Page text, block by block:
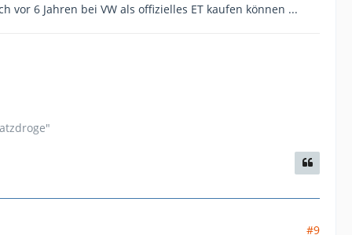
6 Jahren bei VW als offizielles ET kaufen können ...
#9